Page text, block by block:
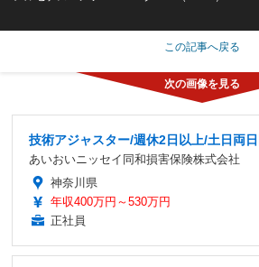
この記事へ戻る
技術アジャスター/週休2日以上/土日両
あいおいニッセイ同和損害保険株式会社
神奈川県
年収400万円～530万円
正社員